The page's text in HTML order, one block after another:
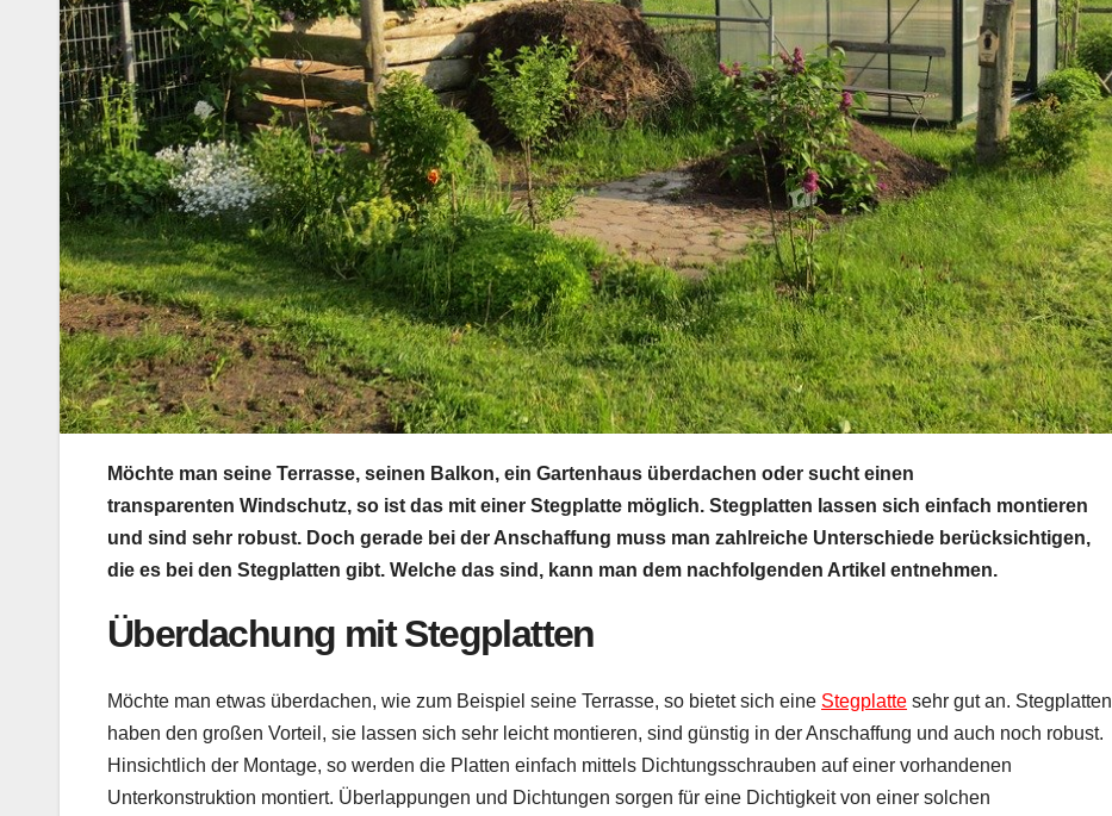
Möchte man seine Terrasse, seinen Balkon, ein Gartenhaus überdachen oder sucht einen
transparenten Windschutz, so ist das mit einer Stegplatte möglich. Stegplatten lassen sich einfach montieren
und sind sehr robust. Doch gerade bei der Anschaffung muss man zahlreiche Unterschiede berücksichtigen,
die es bei den Stegplatten gibt. Welche das sind, kann man dem nachfolgenden Artikel entnehmen.
Überdachung mit Stegplatten
Möchte man etwas überdachen, wie zum Beispiel seine Terrasse, so bietet sich eine Stegplatte sehr gut an. Stegplatten
haben den großen Vorteil, sie lassen sich sehr leicht montieren, sind günstig in der Anschaffung und auch noch robust.
Hinsichtlich der Montage, so werden die Platten einfach mittels Dichtungsschrauben auf einer vorhandenen
Unterkonstruktion montiert. Überlappungen und Dichtungen sorgen für eine Dichtigkeit von einer solchen